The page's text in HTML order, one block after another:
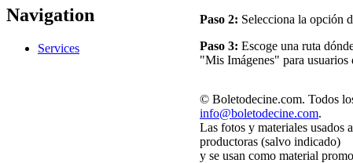
Navigation
Services
Paso 2: Selecciona la opción
Paso 3: Escoge una ruta
"Mis Imágenes" para usuarios
© Boletodecine.com. Todos
info@boletodecine.com.
Las fotos y materiales usados
productoras (salvo indicado)
y se usan como material